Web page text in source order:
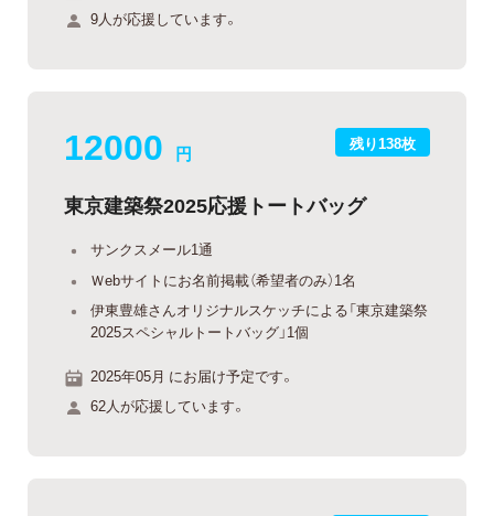
9人が応援しています。
残り138枚
12000 円
東京建築祭2025応援トートバッグ
サンクスメール1通
Ｗebサイトにお名前掲載（希望者のみ）1名
伊東豊雄さんオリジナルスケッチによる「東京建築祭
2025スペシャルトートバッグ」1個
2025年05月 にお届け予定です。
62人が応援しています。